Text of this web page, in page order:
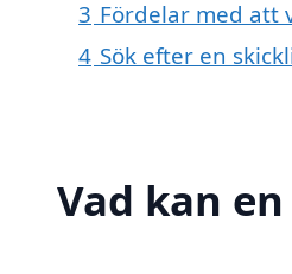
3 Fördelar med att
4 Sök efter en
Vad kan